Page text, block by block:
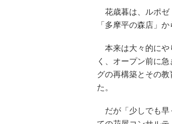
花歳暮は、ルポゼ
「多摩平の森店」
本来は大々的にや
く、オープン前に
グの再構築とその
た。
だが「少しでも早